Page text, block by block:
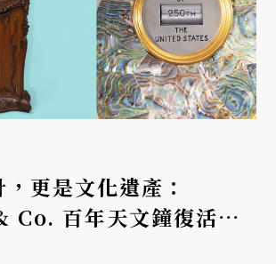
更是文化遺產：
百年天文鐘復活，
週年